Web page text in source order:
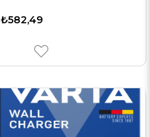
₺582,49